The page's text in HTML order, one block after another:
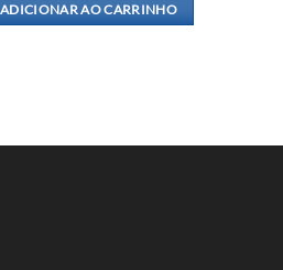
ADICIONAR AO CARRINHO